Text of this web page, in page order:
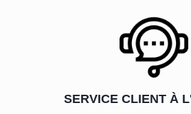
SERVICE CLIENT À